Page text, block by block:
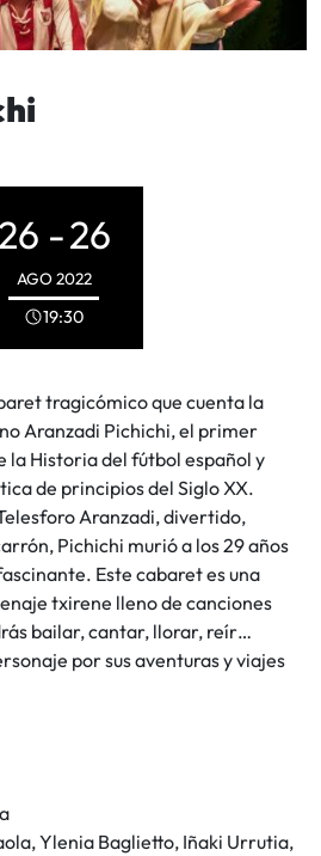
26 -26
AGO2022
19:30
tragicómico que cuenta la
Aranzadi Pichichi, el primer
la Historia del fútbol español y
de principios del Siglo XX.
Aranzadi, divertido,
Pichichi murió a los 29 años
Este cabaret es una
txirene lleno de canciones
bailar, cantar, llorar, reír…
por sus aventuras y viajes
Ylenia Baglietto, Iñaki Urrutia,